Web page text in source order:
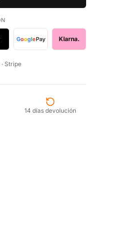
GooglePay Klarna.
Stripe
14 días devolución